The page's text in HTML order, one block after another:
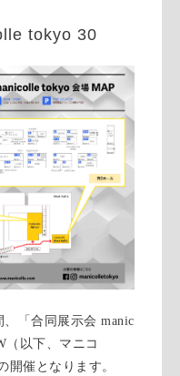
tokyo 30
「合同展示会 manic
以下、マニコ
開催となります。